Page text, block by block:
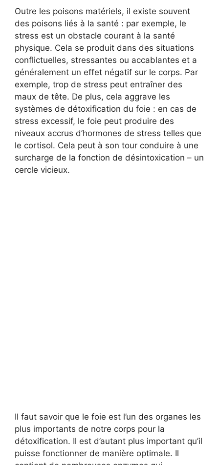
Outre les poisons matériels, il existe souvent
des poisons liés à la santé : par exemple, le
stress est un obstacle courant à la santé
physique. Cela se produit dans des situations
conflictuelles, stressantes ou accablantes et a
généralement un effet négatif sur le corps. Par
exemple, trop de stress peut entraîner des
maux de tête. De plus, cela aggrave les
systèmes de détoxification du foie : en cas de
stress excessif, le foie peut produire des
niveaux accrus d’hormones de stress telles que
le cortisol. Cela peut à son tour conduire à une
surcharge de la fonction de désintoxication – un
cercle vicieux.
Il faut savoir que le foie est l’un des organes les
plus importants de notre corps pour la
détoxification. Il est d’autant plus important qu’il
puisse fonctionner de manière optimale. Il